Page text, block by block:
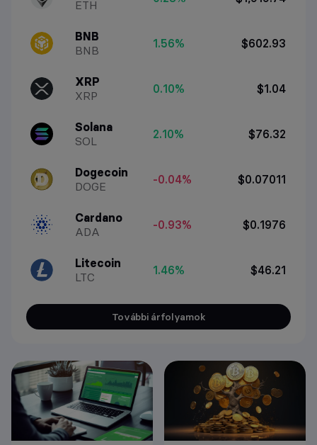
ETH
BNB
BNB
1.56% $602.93
XRP
XRP
0.10% $1.04
Solana
SOL
2.10% $76.32
Dogecoin
DOGE
-0.04% $0.07011
Cardano
ADA
-0.93% $0.1976
Litecoin
LTC
1.46% $46.21
További árfolyamok